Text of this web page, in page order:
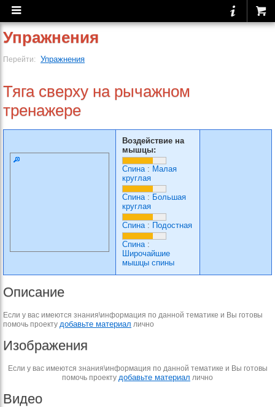
Упражнения
Перейти: Упражнения
Тяга сверху на рычажном
тренажере
Воздействие на
мышцы:
Спина: Малая
круглая
Спина: Большая
круглая
Спина: Подостная
Спина:
Широчайшие
мышцы спины
Описание
Если у вас имеются знания\информация по данной тематике и Вы готовы
помочь проекту добавьте материал лично
Изображения
Если у вас имеются знания\информация по данной тематике и Вы готовы
помочь проекту добавьте материал лично
Видео